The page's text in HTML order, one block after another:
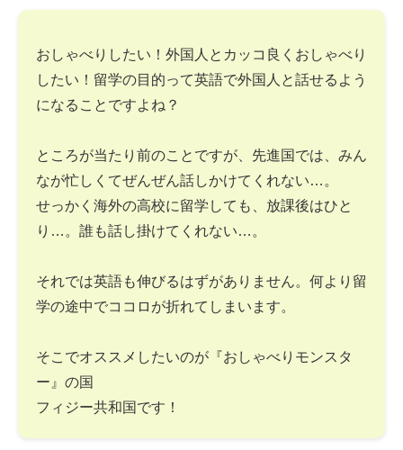
おしゃべりしたい！外国人とカッコ良くおしゃべり
したい！留学の目的って英語で外国人と話せるよう
になることですよね？
ところが当たり前のことですが、先進国では、みん
なが忙しくてぜんぜん話しかけてくれない…。
せっかく海外の高校に留学しても、放課後はひと
り…。誰も話し掛けてくれない…。
それでは英語も伸びるはずがありません。何より留
学の途中でココロが折れてしまいます。
そこでオススメしたいのが『おしゃべりモンスタ
ー』の国
フィジー共和国です！